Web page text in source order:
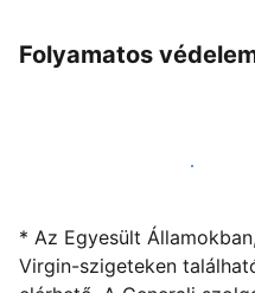
Folyamatos
Kínáljon szállást a
* Az Egyesült
Virgin-szigeteken